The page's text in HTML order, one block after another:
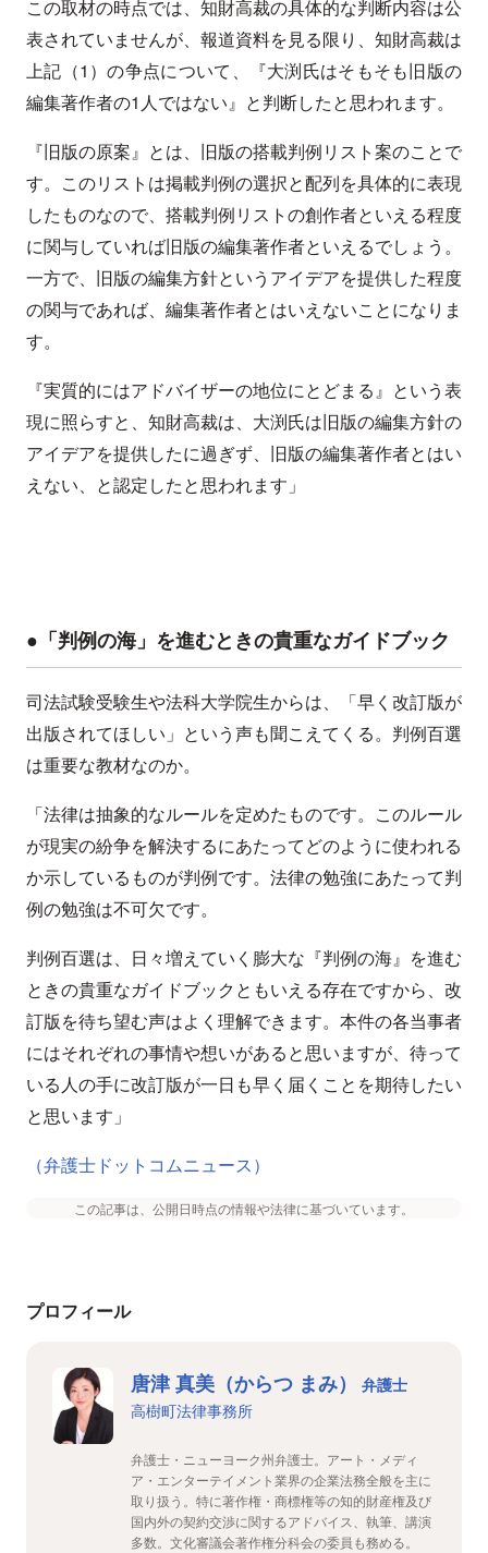
この取材の時点では、知財高裁の具体的な判断内容は公
表されていませんが、報道資料を見る限り、知財高裁は
上記（1）の争点について、『大渕氏はそもそも旧版の
編集著作者の1人ではない』と判断したと思われます。
『旧版の原案』とは、旧版の搭載判例リスト案のことで
す。このリストは掲載判例の選択と配列を具体的に表現
したものなので、搭載判例リストの創作者といえる程度
に関与していれば旧版の編集著作者といえるでしょう。
一方で、旧版の編集方針というアイデアを提供した程度
の関与であれば、編集著作者とはいえないことになりま
す。
『実質的にはアドバイザーの地位にとどまる』という表
現に照らすと、知財高裁は、大渕氏は旧版の編集方針の
アイデアを提供したに過ぎず、旧版の編集著作者とはい
えない、と認定したと思われます」
●「判例の海」を進むときの貴重なガイドブック
司法試験受験生や法科大学院生からは、「早く改訂版が
出版されてほしい」という声も聞こえてくる。判例百選
は重要な教材なのか。
「法律は抽象的なルールを定めたものです。このルール
が現実の紛争を解決するにあたってどのように使われる
か示しているものが判例です。法律の勉強にあたって判
例の勉強は不可欠です。
判例百選は、日々増えていく膨大な『判例の海』を進む
ときの貴重なガイドブックともいえる存在ですから、改
訂版を待ち望む声はよく理解できます。本件の各当事者
にはそれぞれの事情や想いがあると思いますが、待って
いる人の手に改訂版が一日も早く届くことを期待したい
と思います」
（弁護士ドットコムニュース）
この記事は、公開日時点の情報や法律に基づいています。
プロフィール
唐津 真美（からつ まみ）
弁護士
高樹町法律事務所
弁護士・ニューヨーク州弁護士。アート・メディ
ア・エンターテイメント業界の企業法務全般を主に
取り扱う。特に著作権・商標権等の知的財産権及び
国内外の契約交渉に関するアドバイス、執筆、講演
多数。文化審議会著作権分科会の委員も務める。